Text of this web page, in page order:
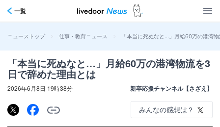
一覧
ニューストップ > 仕事・教育ニュース > 「本当に死ぬなと…」月給60万の港湾
「本当に死ぬなと…」月給60万の港湾物流を3
日で辞めた理由とは
2026年6月8日 19時38分 新卒応援チャンネル【さざえ】
みんなの感想は？